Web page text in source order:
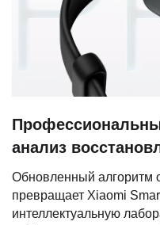
анализ
Обновленный алгоритм
превращает Xiaomi
интеллектуальную